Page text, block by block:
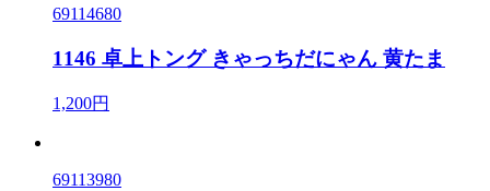
69114680
1146 卓上トング きゃっちだにゃん 黄たま
1,200円
69113980